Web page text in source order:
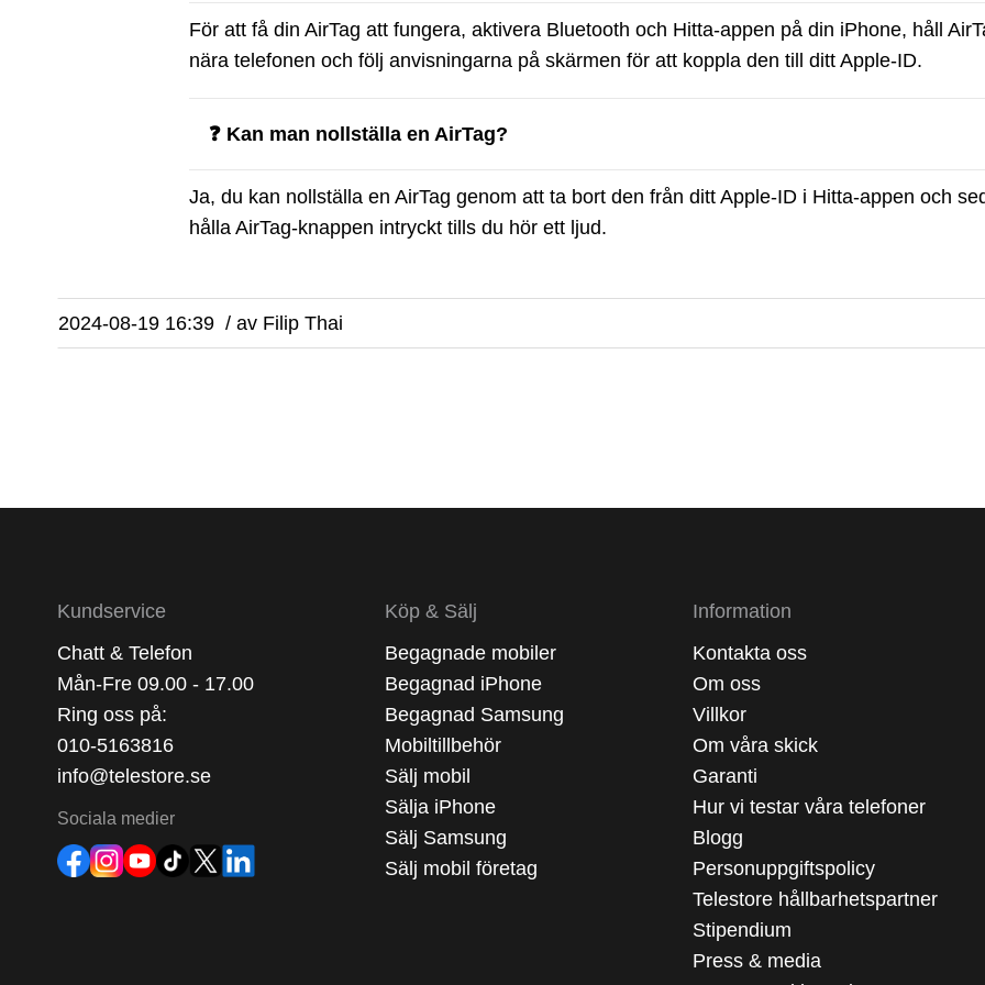
För att få din AirTag att fungera, aktivera Bluetooth och Hitta-appen på din iPhone, håll
nära telefonen och följ anvisningarna på skärmen för att koppla den till ditt Apple-ID.
❓ Kan man nollställa en AirTag?
Ja, du kan nollställa en AirTag genom att ta bort den från ditt Apple-ID i Hitta-appen och
hålla AirTag-knappen intryckt tills du hör ett ljud.
2024-08-19 16:39 / av Filip Thai
Kundservice
Chatt & Telefon
Mån-Fre 09.00 - 17.00
Ring oss på:
010-5163816
info@telestore.se
Sociala medier
Köp & Sälj
Begagnade mobiler
Begagnad iPhone
Begagnad Samsung
Mobiltillbehör
Sälj mobil
Sälja iPhone
Sälj Samsung
Sälj mobil företag
Information
Kontakta oss
Om oss
Villkor
Om våra skick
Garanti
Hur vi testar våra telefoner
Blogg
Personuppgiftspolicy
Telestore hållbarhetspartner
Stipendium
Press & media